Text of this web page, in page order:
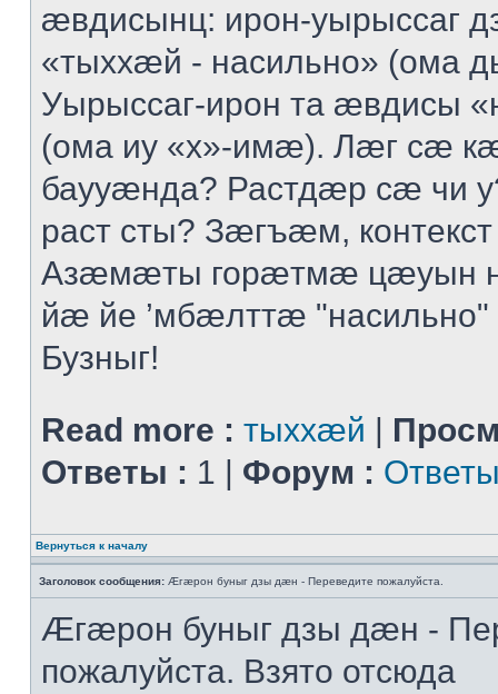
ӕвдисынц: ирон-уырыссаг
«тыххӕй - насильно» (ома
Уырыссаг-ирон та ӕвдисы
(ома иу «х»-имӕ). Лӕг сӕ
баууӕнда? Растдӕр сӕ чи
раст сты? Зӕгъӕм,
Азӕмӕты горӕтмӕ
йӕ йе ’мбӕлттӕ "насильно"
Бузныг!
Read more : тыххӕй |
Ответы : 1 | Форум :
Вернуться к началу
Заголовок сообщения: Æгæрон буныг дзы дæн - Переведите пожалуйста.
Æгæрон буныг дзы дæн -
пожалуйста. Взято отсюда